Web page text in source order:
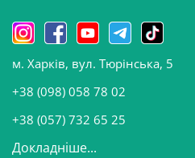
н
о
в
и
м. Харків, вул. Тюрінська, 5
+38 (098) 058 78 02
+38 (057) 732 65 25
Докладніше...